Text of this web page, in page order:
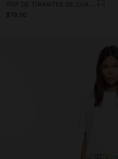
TOP DE TIRANTES DE CUADROS VICHY 100% LINO
$79.90